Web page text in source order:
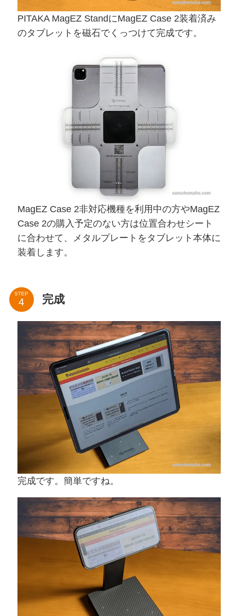
PITAKA MagEZ StandにMagEZ Case 2装着済み
のタブレットを磁石でくっつけて完成です。
MagEZ Case 2非対応機種を利用中の方やMagEZ
Case 2の購入予定のない方は位置合わせシート
に合わせて、メタルプレートをタブレット本体に
装着します。
STEP 完成
完成です。簡単ですね。